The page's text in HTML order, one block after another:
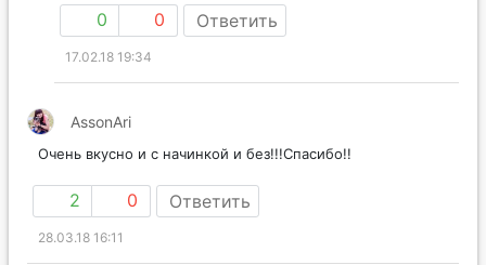
0 0 Ответить
17.02.18 19:34
AssonAri
Очень вкусно и с начинкой и без!!!Спасибо!!
2 0 Ответить
28.03.18 16:11